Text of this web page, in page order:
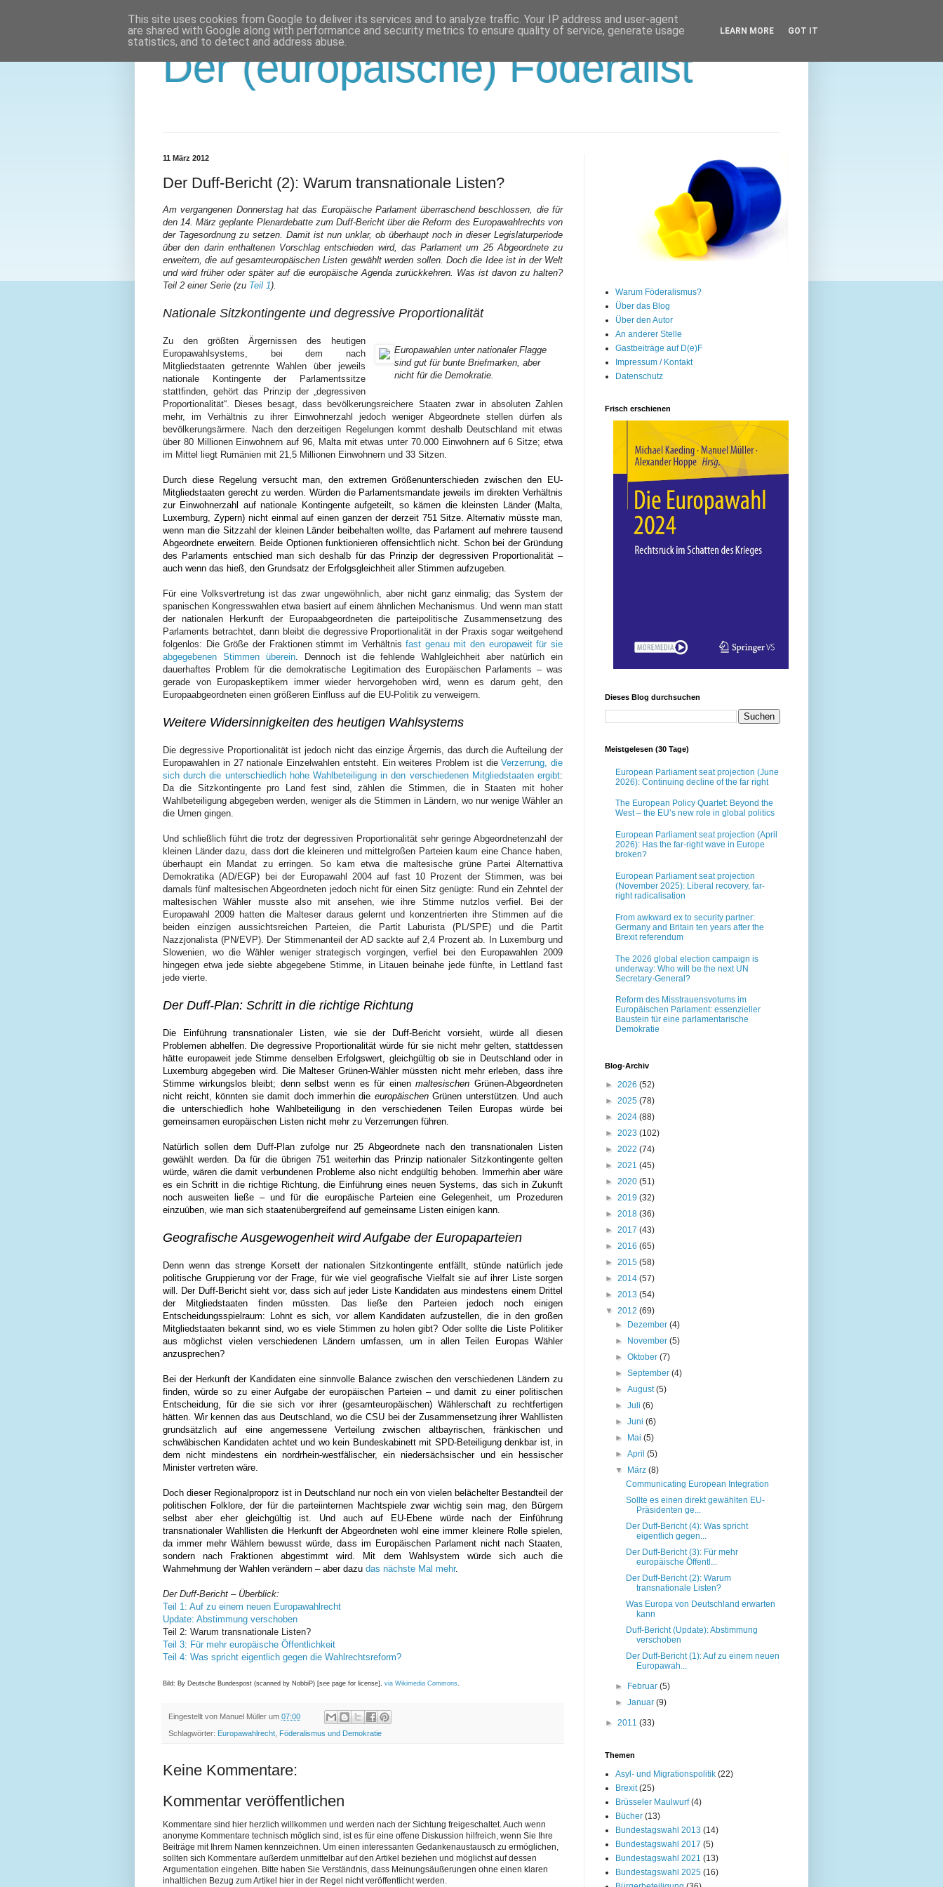
Der (europäische) Föderalist
11 März 2012
Der Duff-Bericht (2): Warum transnationale Listen?
Am vergangenen Donnerstag hat das Europäische Parlament überraschend beschlossen, die für
den 14. März geplante Plenardebatte zum Duff-Bericht über die Reform des Europawahlrechts von
der Tagesordnung zu setzen. Damit ist nun unklar, ob überhaupt noch in dieser Legislaturperiode
über den darin enthaltenen Vorschlag entschieden wird, das Parlament um 25 Abgeordnete zu
erweitern, die auf gesamteuropäischen Listen gewählt werden sollen. Doch die Idee ist in der Welt
und wird früher oder später auf die europäische Agenda zurückkehren. Was ist davon zu halten?
Teil 2 einer Serie (zu Teil 1).
Nationale Sitzkontingente und degressive Proportionalität
Europawahlen unter nationaler Flagge
sind gut für bunte Briefmarken, aber
nicht für die Demokratie.
Zu den größten Ärgernissen des heutigen
Europawahlsystems, bei dem nach
Mitgliedstaaten getrennte Wahlen über jeweils
nationale Kontingente der Parlamentssitze
stattfinden, gehört das Prinzip der „degressiven
Proportionalität“. Dieses besagt, dass bevölkerungsreichere Staaten zwar in absoluten Zahlen
mehr, im Verhältnis zu ihrer Einwohnerzahl jedoch weniger Abgeordnete stellen dürfen als
bevölkerungsärmere. Nach den derzeitigen Regelungen kommt deshalb Deutschland mit etwas
über 80 Millionen Einwohnern auf 96, Malta mit etwas unter 70.000 Einwohnern auf 6 Sitze; etwa
im Mittel liegt Rumänien mit 21,5 Millionen Einwohnern und 33 Sitzen
Durch diese Regelung versucht man, den extremen Größenunterschieden zwischen den EU-
Mitgliedstaaten gerecht zu werden. Würden die Parlamentsmandate jeweils im direkten Verhältnis
zur Einwohnerzahl auf nationale Kontingente aufgeteilt, so kämen die kleinsten Länder (Malta,
Luxemburg, Zypern) nicht einmal auf einen ganzen der derzeit 751 Sitze. Alternativ müsste man,
wenn man die Sitzzahl der kleinen Länder beibehalten wollte, das Parlament auf mehrere tausend
Abgeordnete erweitern. Beide Optionen funktionieren offensichtlich nicht. Schon bei der Gründung
des Parlaments entschied man sich deshalb für das Prinzip der degressiven Proportionalität –
auch wenn das hieß, den Grundsatz der Erfolgsgleichheit aller Stimmen aufzugeben.
Für eine Volksvertretung ist das zwar ungewöhnlich, aber nicht ganz einmalig; das System der
spanischen Kongresswahlen etwa basiert auf einem ähnlichen Mechanismus. Und wenn man statt
der nationalen Herkunft der Europaabgeordneten die parteipolitische Zusammensetzung des
Parlaments betrachtet, dann bleibt die degressive Proportionalität in der Praxis sogar weitgehend
folgenlos: Die Größe der Fraktionen stimmt im Verhältnisfast genau mit den europaweit für sie
abgegebenen Stimmen überein. Dennoch ist die fehlende Wahlgleichheit aber natürlich ein
dauerhaftes Problem für die demokratische Legitimation des Europäischen Parlaments – was
gerade von Europaskeptikern immer wieder hervorgehoben wird, wenn es darum geht, den
Europaabgeordneten einen größeren Einfluss auf die EU-Politik zu verweigern.
Weitere Widersinnigkeiten des heutigen Wahlsystems
Die degressive Proportionalität ist jedoch nicht das einzige Ärgernis, das durch die Aufteilung der
Europawahlen in 27 nationale Einzelwahlen entsteht. Ein weiteres Problem ist dieVerzerrung, die
sich durch die unterschiedlich hohe Wahlbeteiligung in den verschiedenen Mitgliedstaaten ergibt:
Da die Sitzkontingente pro Land fest sind, zählen die Stimmen, die in Staaten mit hoher
Wahlbeteiligung abgegeben werden, weniger als die Stimmen in Ländern, wo nur wenige Wähler an
die Urnen gingen.
Und schließlich führt die trotz der degressiven Proportionalität sehr geringe Abgeordnetenzahl der
kleinen Länder dazu, dass dort die kleineren und mittelgroßen Parteien kaum eine Chance haben,
überhaupt ein Mandat zu erringen. So kam etwa die maltesische grüne Partei Alternattiva
Demokratika (AD/EGP) bei der Europawahl 2004 auf fast 10 Prozent der Stimmen, was bei
damals fünf maltesischen Abgeordneten jedoch nicht für einen Sitz genügte: Rund ein Zehntel der
maltesischen Wähler musste also mit ansehen, wie ihre Stimme nutzlos verfiel. Bei der
Europawahl 2009 hatten die Malteser daraus gelernt und konzentrierten ihre Stimmen auf die
beiden einzigen aussichtsreichen Parteien, die Partit Laburista (PL/SPE) und die Partit
Nazzjonalista (PN/EVP). Der Stimmenanteil der AD sackte auf 2,4 Prozent ab. In Luxemburg und
Slowenien, wo die Wähler weniger strategisch vorgingen, verfiel bei den Europawahlen 2009
hingegen etwa jede siebte abgegebene Stimme, in Litauen beinahe jede fünfte, in Lettland fast
jede vierte.
Der Duff-Plan: Schritt in die richtige Richtung
Die Einführung transnationaler Listen, wie sie der Duff-Bericht vorsieht, würde all diesen
Problemen abhelfen. Die degressive Proportionalität würde für sie nicht mehr gelten, stattdessen
hätte europaweit jede Stimme denselben Erfolgswert, gleichgültig ob sie in Deutschland oder in
Luxemburg abgegeben wird. Die Malteser Grünen-Wähler müssten nicht mehr erleben, dass ihre
Stimme wirkungslos bleibt; denn selbst wenn es für einenmaltesischen Grünen-Abgeordneten
nicht reicht, könnten sie damit doch immerhin die europäischenGrünen unterstützen. Und auch
die unterschiedlich hohe Wahlbeteiligung in den verschiedenen Teilen Europas würde bei
gemeinsamen europäischen Listen nicht mehr zu Verzerrungen führen.
Natürlich sollen dem Duff-Plan zufolge nur 25 Abgeordnete nach den transnationalen Listen
gewählt werden. Da für die übrigen 751 weiterhin das Prinzip nationaler Sitzkontingente gelten
würde, wären die damit verbundenen Probleme also nicht endgültig behoben. Immerhin aber wäre
es ein Schritt in die richtige Richtung, die Einführung eines neuen Systems, das sich in Zukunft
noch ausweiten ließe – und für die europäische Parteien eine Gelegenheit, um Prozeduren
einzuüben, wie man sich staatenübergreifend auf gemeinsame Listen einigen kann.
Geografische Ausgewogenheit wird Aufgabe der Europaparteien
Denn wenn das strenge Korsett der nationalen Sitzkontingente entfällt, stünde natürlich jede
politische Gruppierung vor der Frage, für wie viel geografische Vielfalt sie auf ihrer Liste sorgen
will. Der Duff-Bericht sieht vor, dass sich auf jeder Liste Kandidaten aus mindestens einem Drittel
der Mitgliedstaaten finden müssten. Das ließe den Parteien jedoch noch einigen
Entscheidungsspielraum: Lohnt es sich, vor allem Kandidaten aufzustellen, die in den großen
Mitgliedstaaten bekannt sind, wo es viele Stimmen zu holen gibt? Oder sollte die Liste Politiker
aus möglichst vielen verschiedenen Ländern umfassen, um in allen Teilen Europas Wähler
anzusprechen?
Bei der Herkunft der Kandidaten eine sinnvolle Balance zwischen den verschiedenen Ländern zu
finden, würde so zu einer Aufgabe der europäischen Parteien – und damit zu einer politischen
Entscheidung, für die sie sich vor ihrer (gesamteuropäischen) Wählerschaft zu rechtfertigen
hätten. Wir kennen das aus Deutschland, wo die CSU bei der Zusammensetzung ihrer Wahllisten
grundsätzlich auf eine angemessene Verteilung zwischen altbayrischen, fränkischen und
schwäbischen Kandidaten achtet und wo kein Bundeskabinett mit SPD-Beteiligung denkbar ist, in
dem nicht mindestens ein nordrhein-westfälischer, ein niedersächsischer und ein hessischer
Minister vertreten wäre.
Doch dieser Regionalproporz ist in Deutschland nur noch ein von vielen belächelter Bestandteil der
politischen Folklore, der für die parteiinternen Machtspiele zwar wichtig sein mag, den Bürgern
selbst aber eher gleichgültig ist. Und auch auf EU-Ebene würde nach der Einführung
transnationaler Wahllisten die Herkunft der Abgeordneten wohl eine immer kleinere Rolle spielen,
da immer mehr Wählern bewusst würde, dass im Europäischen Parlament nicht nach Staaten,
sondern nach Fraktionen abgestimmt wird. Mit dem Wahlsystem würde sich auch die
Wahrnehmung der Wahlen verändern – aber dazu das nächste Mal mehr.
Der Duff-Bericht – Überblick:
Teil 1: Auf zu einem neuen Europawahlrecht
Update: Abstimmung verschoben
Teil 2: Warum transnationale Listen?
Teil 3: Für mehr europäische Öffentlichkeit
Teil 4: Was spricht eigentlich gegen die Wahlrechtsreform?
Bild: By Deutsche Bundespost (scanned by NobbiP) [see page for license], via Wikimedia Commons
Eingestellt von Manuel Müller um 07:00
Schlagwörter: Europawahlrecht Föderalismus und Demokratie
Keine Kommentare:
Kommentar veröffentlichen
Kommentare sind hier herzlich willkommen und werden nach der Sichtung freigeschaltet. Auch wenn
anonyme Kommentare technisch möglich sind, ist es für eine offene Diskussion hilfreich, wenn Sie Ihre
Beiträge mit Ihrem Namen kennzeichnen. Um einen interessanten Gedankenaustausch zu ermöglichen,
sollten sich Kommentare außerdem unmittelbar auf den Artikel beziehen und möglichst auf dessen
Argumentation eingehen. Bitte haben Sie Verständnis, dass Meinungsäußerungen ohne einen klaren
inhaltlichen Bezug zum Artikel hier in der Regel nicht veröffentlicht werden.
Warum Föderalismus?
Über das Blog
Über den Autor
An anderer Stelle
Gastbeiträge auf D(e)F
Impressum / Kontakt
Datenschutz
Frisch erschienen
Dieses Blog durchsuchen
Meistgelesen (30 Tage)
European Parliament seat projection (June
2026): Continuing decline of the far right
The European Policy Quartet: Beyond the
West – the EU’s new role in global politics
European Parliament seat projection (April
2026): Has the far-right wave in Europe
broken?
European Parliament seat projection
(November 2025): Liberal recovery, far-
right radicalisation
From awkward ex to security partner:
Germany and Britain ten years after the
Brexit referendum
The 2026 global election campaign is
underway: Who will be the next UN
Secretary-General?
Reform des Misstrauensvotums im
Europäischen Parlament: essenzieller
Baustein für eine parlamentarische
Demokratie
Blog-Archiv
► 2026 (52)
► 2025 (78)
► 2024 (88)
► 2023 (102)
► 2022 (74)
► 2021 (45)
► 2020 (51)
► 2019 (32)
► 2018 (36)
► 2017 (43)
► 2016 (65)
► 2015 (58)
► 2014 (57)
► 2013 (54)
▼ 2012 (69)
► Dezember(4)
► November(5)
►Oktober(7)
►September(4)
►August(5)
►Juli(6)
►Juni(6)
► Mai(5)
►April(5)
▼ März(8)
Communicating European Integration
Sollte es einen direkt gewählten EU-
Präsidenten ge...
Der Duff-Bericht (4): Was spricht
eigentlich gegen...
Der Duff-Bericht (3): Für mehr
europäische Öffentl...
Der Duff-Bericht (2): Warum
transnationale Listen?
Was Europa von Deutschland erwarten
kann
Duff-Bericht (Update): Abstimmung
verschoben
Der Duff-Bericht (1): Auf zu einem neuen
Europawah...
► Februar(5)
►Januar(9)
► 2011 (33)
Themen
Asyl- und Migrationspolitik (22)
Brexit (25)
Brüsseler Maulwurf (4)
Bücher (13)
Bundestagswahl 2013 (14)
Bundestagswahl 2017 (5)
Bundestagswahl 2021 (13)
Bundestagswahl 2025 (16)
This site uses cookies from Google to deliver its services and to analyze traffic. Your IP address and user-agent
are shared with Google along with performance and security metrics to ensure quality of service, generate usage
statistics, and to detect and address abuse.
LEARN MORE GOT IT